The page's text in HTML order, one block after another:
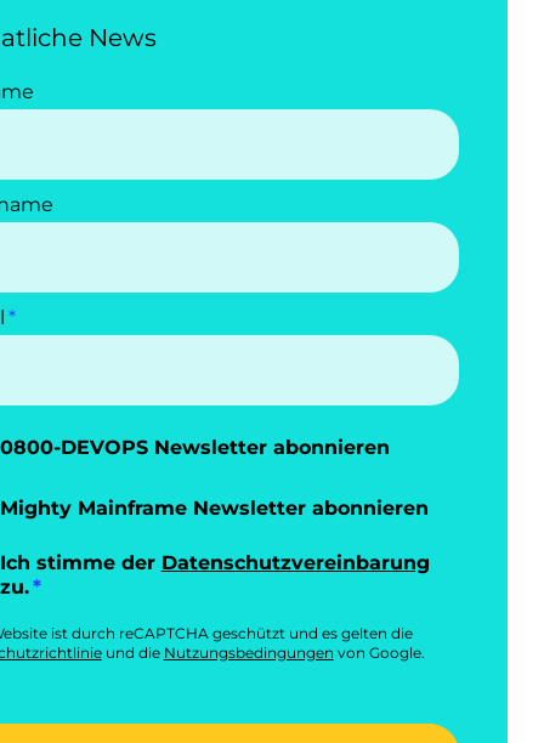
News
0800-DEVOPS Newsletter abonnieren
Mighty Mainframe Newsletter abonnieren
Ich stimme der Datenschutzvereinbarung
zu.
ist durch reCAPTCHA geschützt und es gelten die
und die Nutzungsbedingungen von Google.